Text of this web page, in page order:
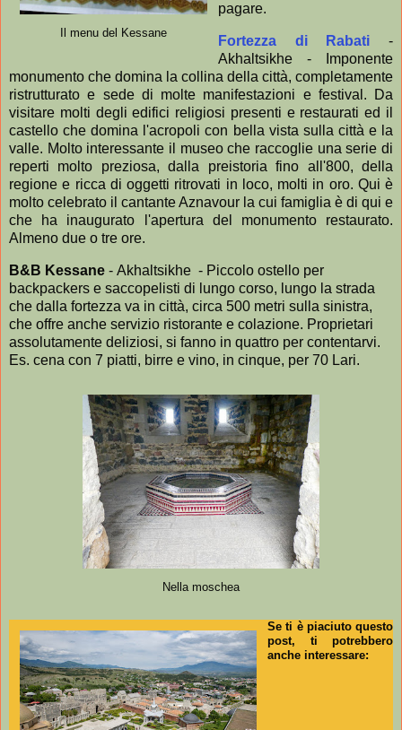
Il menu del Kessane
pagare.
Fortezza di Rabati -
Akhaltsikhe - Imponente
monumento che domina la collina della città, completamente
ristrutturato e sede di molte manifestazioni e festival. Da
visitare molti degli edifici religiosi presenti e restaurati ed il
castello che domina l'acropoli con bella vista sulla città e la
valle. Molto interessante il museo che raccoglie una serie di
reperti molto preziosa, dalla preistoria fino all'800, della
regione e ricca di oggetti ritrovati in loco, molti in oro. Qui è
molto celebrato il cantante Aznavour la cui famiglia è di qui e
che ha inaugurato l'apertura del monumento restaurato.
Almeno due o tre ore.
B&B Kessane - Akhaltsikhe - Piccolo ostello per
backpackers e saccopelisti di lungo corso, lungo la strada
che dalla fortezza va in città, circa 500 metri sulla sinistra,
che offre anche servizio ristorante e colazione. Proprietari
assolutamente deliziosi, si fanno in quattro per contentarvi.
Es. cena con 7 piatti, birre e vino, in cinque, per 70 Lari.
Nella moschea
Se ti è piaciuto questo
post, ti potrebbero
anche interessare: